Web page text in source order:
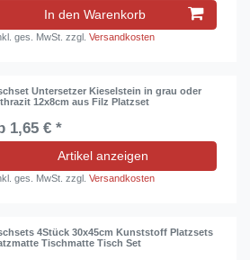
In den Warenkorb
ges. MwSt. zzgl.Versandkosten
Untersetzer Kieselstein in grau oder
12x8cm aus Filz Platzset
1,65 € *
Artikel anzeigen
ges. MwSt. zzgl.Versandkosten
4Stück 30x45cm Kunststoff Platzsets
Tischmatte Tisch Set